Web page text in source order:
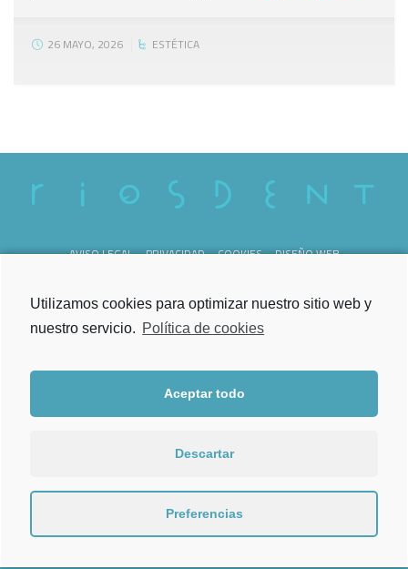
26 MAYO, 2026 ESTÉTICA
AVISO LEGAL PRIVACIDAD COOKIES DISEÑO WEB
Lunes a Viernes
de 09.00h a 21.00h
Torrecedeira 52, Bajo
36202 Vigo
Utilizamos cookies para optimizar nuestro sitio web y
nuestro servicio. Política de cookies
Aceptar todo
Descartar
Preferencias